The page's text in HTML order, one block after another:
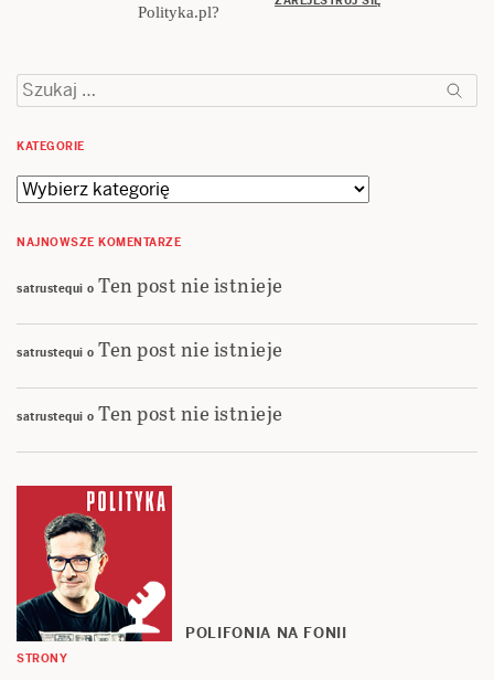
Polityka.pl?
Szukaj:
KATEGORIE
Kategorie
NAJNOWSZE KOMENTARZE
satrustequi o Ten post nie istnieje
satrustequi o Ten post nie istnieje
satrustequi o Ten post nie istnieje
POLIFONIA NA FONII
STRONY